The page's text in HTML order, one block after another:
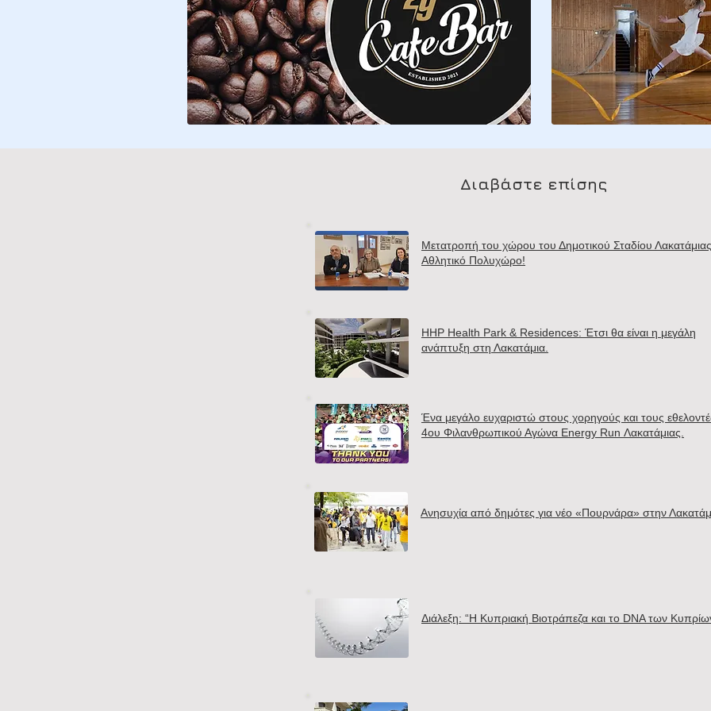
Διαβάστε επίσης
Μετατροπή του χώρου του Δημοτικού Σταδίου
Αθλητικό Πολυχώρο!
HHP Health Park & Residences: Έτσι θα είναι η μεγάλη
ανάπτυξη στη Λακατάμια.
Ένα μεγάλο ευχαριστώ στους χορηγούς και τους
4ου Φιλανθρωπικού Αγώνα Energy Run Λακατάμιας.
Ανησυχία από δημότες για νέο «Πουρνάρα» στην
Διάλεξη: “Η Κυπριακή Βιοτράπεζα και το DNA των